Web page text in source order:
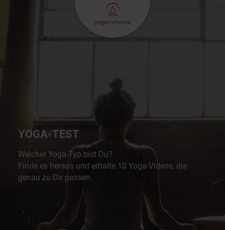
YOGA-TEST
Welcher Yoga-Typ bist Du?
Finde es heraus und erhalte 10 Yoga-Videos, die
genau zu Dir passen.